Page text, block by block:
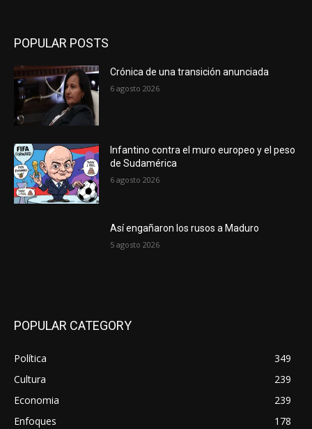
POPULAR POSTS
Crónica de una transición anunciada
6 agosto 2026
Infantino contra el muro europeo y el peso
de Sudamérica
6 agosto 2026
Así engañaron los rusos a Maduro
5 agosto 2026
POPULAR CATEGORY
Política
349
Cultura
239
Economia
239
Enfoques
178